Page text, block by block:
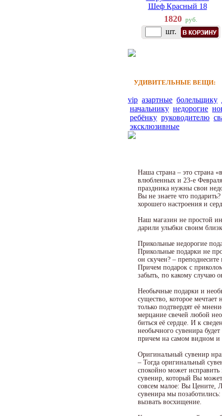
Шеф Красный 18
1820 руб.
шт.
УДИВИТЕЛЬНЫЕ ВЕЩИ:
vip азартные болельщику
начальнику недорогие
ребёнку руководителю
эксклюзивные
Наша страна – это страна
влюбленных и 23-е
праздника нужны свои
Вы не знаете что
хорошего настроения и
Наш магазин не простой
дарили улыбки своим
Прикольные недорогие
Прикольные подарки не
он скучен? –
Причем подарок с
забыть, по какому случаю
Необычные подарки и
существо, которое
только подтвердят её
мерцание свечей любой
биться её сердце. И к
необычного сувенира
причем на самом видном и
Оригинальный сувенир
– Тогда оригинальный
спокойно может
сувенир, который Вы
совсем малое: Вы Цените,
сувенира мы
вызвать восхищение.